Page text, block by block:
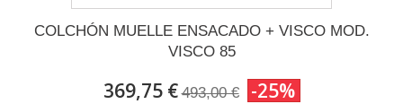
COLCHÓN MUELLE ENSACADO + VISCO MOD.
VISCO 85
369,75 € 493,00 € -25%